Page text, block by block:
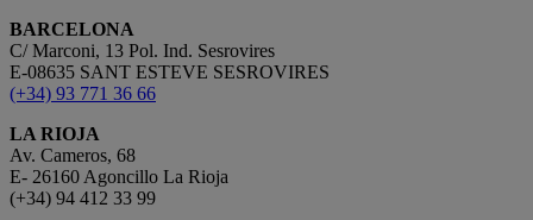
BARCELONA
C/ Marconi, 13 Pol. Ind. Sesrovires
E-08635 SANT ESTEVE SESROVIRES
(+34) 93 771 36 66
LA RIOJA
Av. Cameros, 68
E- 26160 Agoncillo La Rioja
(+34) 94 412 33 99